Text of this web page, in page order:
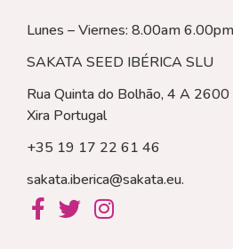
Lunes – Viernes: 8.00am 6.00pm
SAKATA SEED IBÉRICA SLU
Rua Quinta do Bolhão, 4 A
Xira Portugal
+35 19 17 22 61 46
sakata.iberica@sakata.eu.